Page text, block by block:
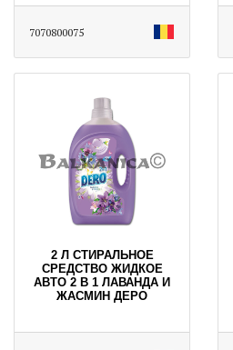
7070800075
2 Л СТИРАЛЬНОЕ
СРЕДСТВО ЖИДКОЕ
АВТО 2 В 1 ЛАВАНДА И
ЖАСМИН ДЕРО